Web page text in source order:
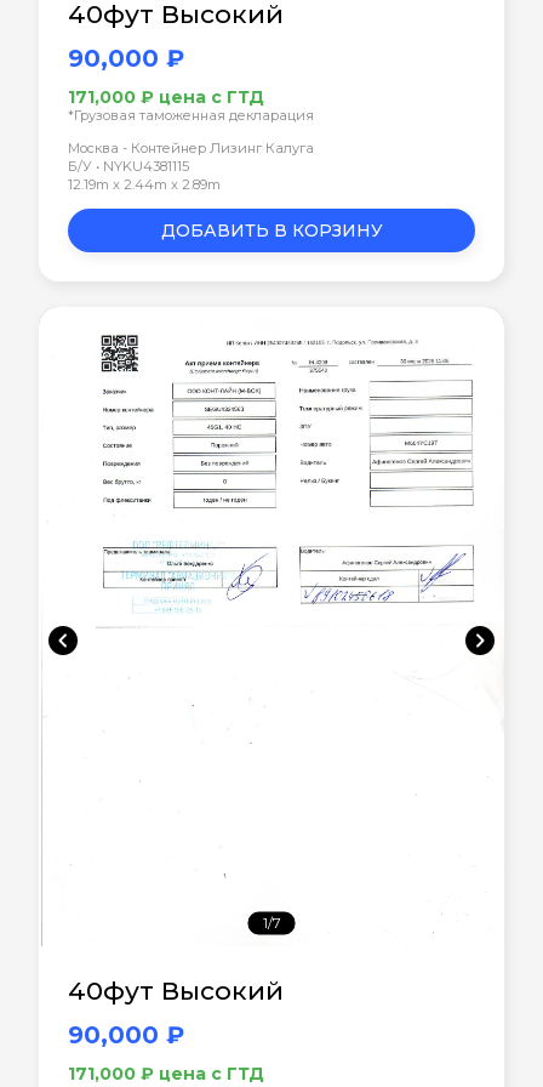
40фут Высокий
90,000 ₽
171,000 ₽ цена с ГТД
*Грузовая таможенная декларация
Москва - Контейнер Лизинг Калуга
Б/У • NYKU4381115
12.19m x 2.44m x 2.89m
ДОБАВИТЬ В КОРЗИНУ
chevron_left chevron_right
1/7
40фут Высокий
90,000 ₽
171,000 ₽ цена с ГТД